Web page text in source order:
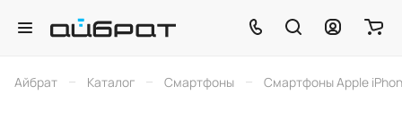
Айбрат – Каталог – Смартфоны – Смартфоны Apple